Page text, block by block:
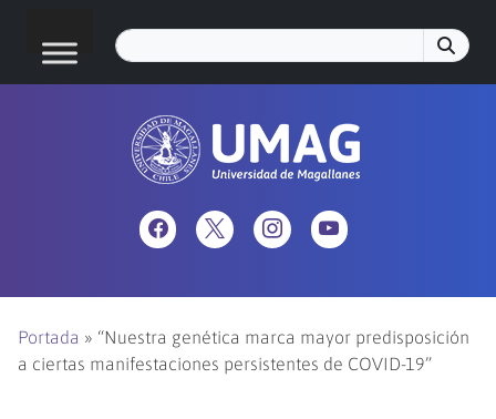
Portada » “Nuestra genética marca mayor predisposición
a ciertas manifestaciones persistentes de COVID-19”